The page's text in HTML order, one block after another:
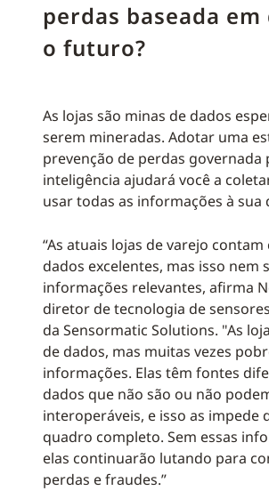
perdas baseada em
o futuro?
As lojas são minas de dados
serem mineradas. Adotar uma
prevenção de perdas governada
inteligência ajudará você a
usar todas as informações à sua
“As atuais lojas de varejo
dados excelentes, mas isso nem
informações relevantes, afirma
diretor de tecnologia de
da Sensormatic Solutions. "As
de dados, mas muitas vezes
informações. Elas têm fontes
dados que não são ou não
interoperáveis, e isso as impede
quadro completo. Sem essas
elas continuarão lutando para
perdas e fraudes.”